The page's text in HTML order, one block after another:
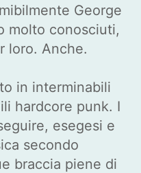
George
molto conosciuti,
loro. Anche.
in interminabili
hardcore punk. I
esegesi e
secondo
braccia piene di